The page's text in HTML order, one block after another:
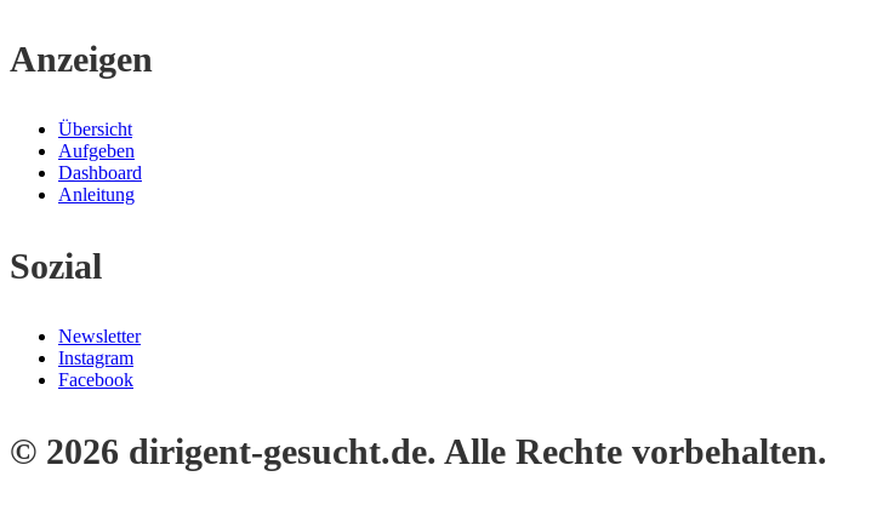
Anzeigen
Übersicht
Aufgeben
Dashboard
Anleitung
Sozial
Newsletter
Instagram
Facebook
© 2026 dirigent-gesucht.de. Alle Rechte vorbehalten.